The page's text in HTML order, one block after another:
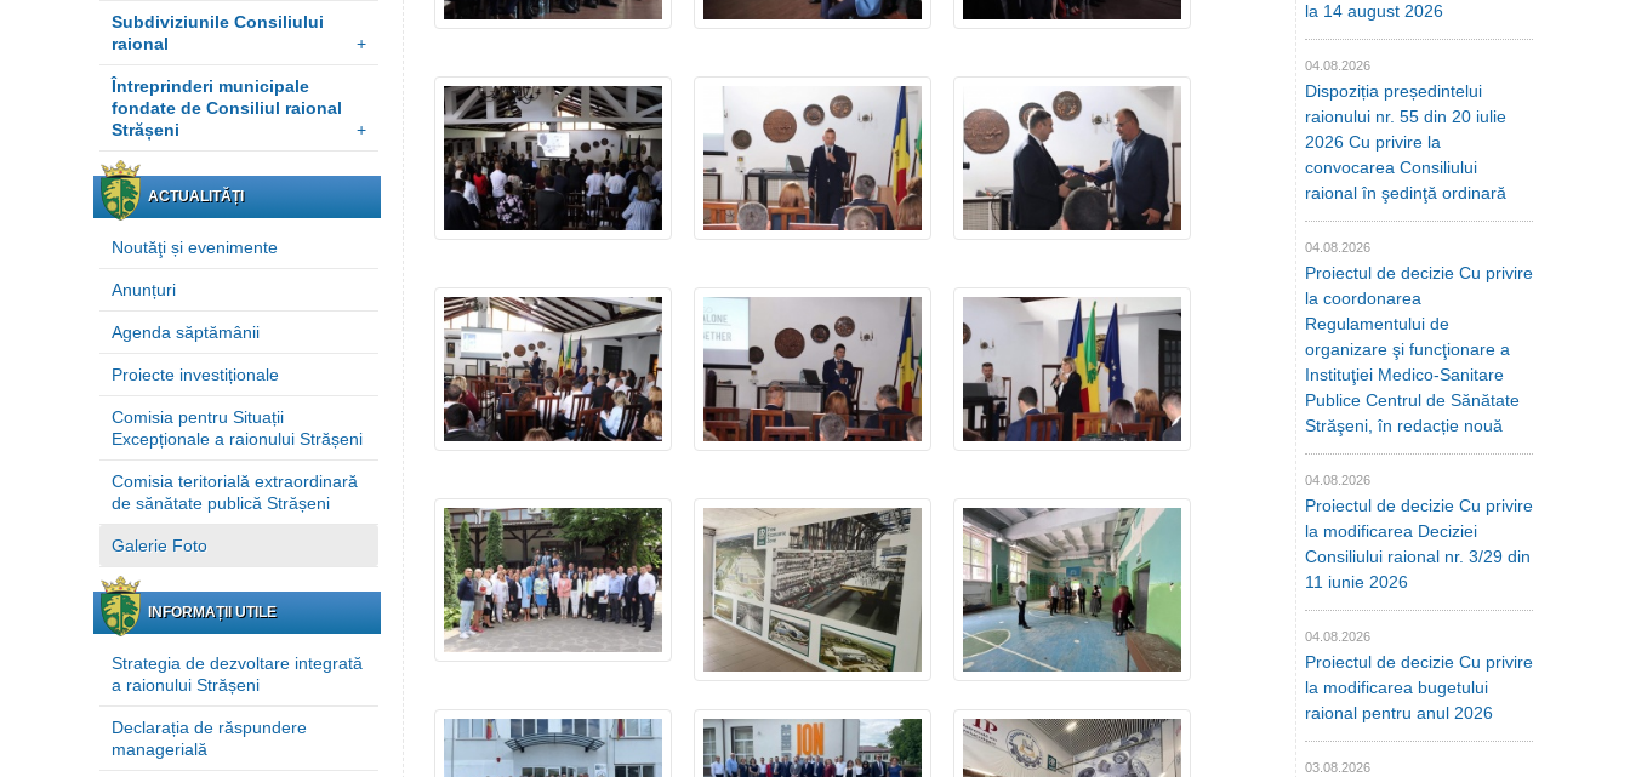
Subdiviziunile Consiliului
raional
+
Întreprinderi municipale
fondate de Consiliul raional
Strășeni
+
ACTUALITĂȚI
Noutăţi și evenimente
Anunțuri
Agenda săptămânii
Proiecte investiționale
Comisia pentru Situații
Excepționale a raionului Strășeni
Comisia teritorială extraordinară
de sănătate publică Strășeni
Galerie Foto
INFORMAȚII UTILE
Strategia de dezvoltare integrată
a raionului Strășeni
Declarația de răspundere
managerială
la 14 august 2026
04.08.2026
Dispoziția președintelui
raionului nr. 55 din 20 iulie
2026 Cu privire la
convocarea Consiliului
raional în şedinţă ordinară
04.08.2026
Proiectul de decizie Cu privire
la coordonarea
Regulamentului de
organizare şi funcţionare a
Instituţiei Medico-Sanitare
Publice Centrul de Sănătate
Străşeni, în redacție nouă
04.08.2026
Proiectul de decizie Cu privire
la modificarea Deciziei
Consiliului raional nr. 3/29 din
11 iunie 2026
04.08.2026
Proiectul de decizie Cu privire
la modificarea bugetului
raional pentru anul 2026
03.08.2026